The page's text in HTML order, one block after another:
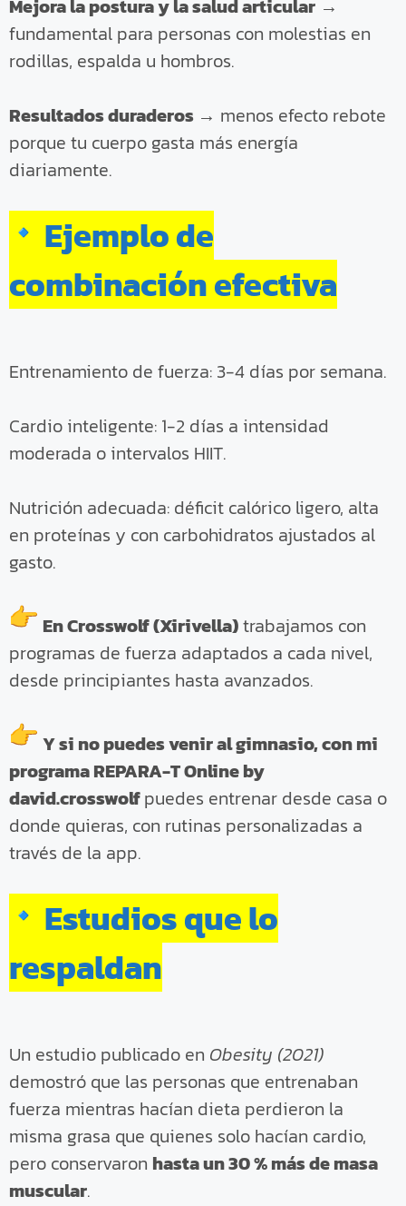
Mejora la postura y la salud articular →
fundamental para personas con molestias en
rodillas, espalda u hombros.
Resultados duraderos → menos efecto rebote
porque tu cuerpo gasta más energía
diariamente.
Ejemplo de
combinación efectiva
Entrenamiento de fuerza: 3-4 días por semana.
Cardio inteligente: 1-2 días a intensidad
moderada o intervalos HIIT.
Nutrición adecuada: déficit calórico ligero, alta
en proteínas y con carbohidratos ajustados al
gasto.
En Crosswolf (Xirivella)trabajamos con
programas de fuerza adaptados a cada nivel,
desde principiantes hasta avanzados.
Y si no puedes venir al gimnasio, con mi
programa REPARA-T Online by
david.crosswolfpuedes entrenar desde casa o
donde quieras, con rutinas personalizadas a
través de la app.
Estudios que lo
respaldan
Un estudio publicado en Obesity (2021)
demostró que las personas que entrenaban
fuerza mientras hacían dieta perdieron la
misma grasa que quienes solo hacían cardio,
pero conservaron hasta un 30 % más de masa
muscular.